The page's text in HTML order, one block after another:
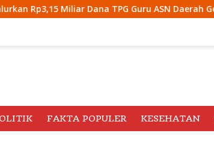
Guru ASN Daerah Gelombang I Juli 2026
FAKTA POPULER KESEHATAN